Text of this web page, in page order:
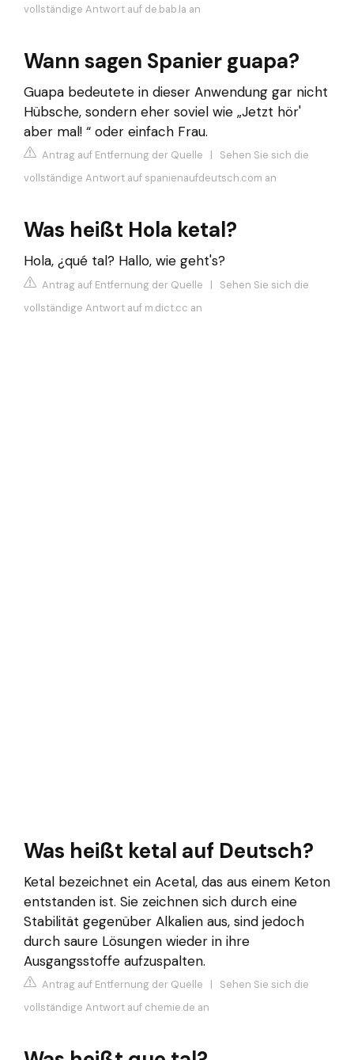
vollständige Antwort auf de.bab.la an
Wann sagen Spanier guapa?
Guapa bedeutete in dieser Anwendung gar nicht
Hübsche, sondern eher soviel wie „Jetzt hör'
aber mal! “ oder einfach Frau.
Antrag auf Entfernung der Quelle | Sehen Sie sich die
vollständige Antwort auf spanienaufdeutsch.com an
Was heißt Hola ketal?
Hola, ¿qué tal? Hallo, wie geht's?
Antrag auf Entfernung der Quelle | Sehen Sie sich die
vollständige Antwort auf m.dict.cc an
Was heißt ketal auf Deutsch?
Ketal bezeichnet ein Acetal, das aus einem Keton
entstanden ist. Sie zeichnen sich durch eine
Stabilität gegenüber Alkalien aus, sind jedoch
durch saure Lösungen wieder in ihre
Ausgangsstoffe aufzuspalten.
Antrag auf Entfernung der Quelle | Sehen Sie sich die
vollständige Antwort auf chemie.de an